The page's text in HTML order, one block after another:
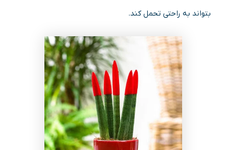
بتواند به راحتی تحمل کند.